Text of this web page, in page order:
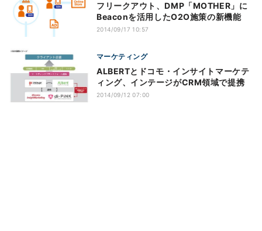
フリークアウト、DMP「MOTHER」に
Beaconを活用したO2O施策の新機能
2014/09/17 10:57
マーケティング
ALBERTとドコモ・インサイトマーケテ
ィング、インテージがCRM領域で提携
2014/09/12 07:00